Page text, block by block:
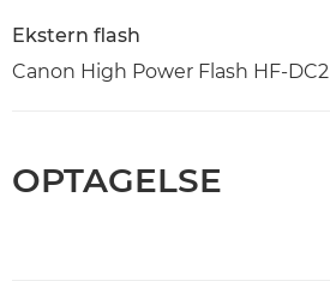
Ekstern flash
Canon High Power Flash HF-DC2
OPTAGELSE